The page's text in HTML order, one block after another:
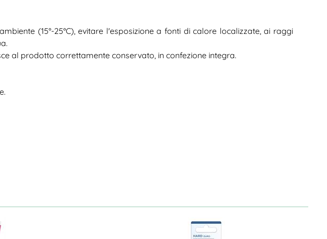
(15°-25°C), evitare l'esposizione a fonti di calore localizzate, ai raggi
al prodotto correttamente conservato, in confezione integra.